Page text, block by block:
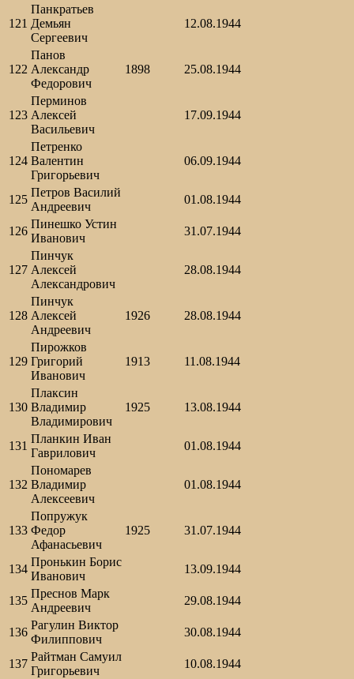
121
Панкратьев
Демьян
Сергеевич
12.08.1944
122
Панов
Александр
Федорович
1898 25.08.1944
123
Перминов
Алексей
Васильевич
17.09.1944
124
Петренко
Валентин
Григорьевич
06.09.1944
125
Петров Василий
Андреевич
01.08.1944
126
Пинешко Устин
Иванович
31.07.1944
127
Пинчук
Алексей
Александрович
28.08.1944
128
Пинчук
Алексей
Андреевич
1926 28.08.1944
129
Пирожков
Григорий
Иванович
1913 11.08.1944
130
Плаксин
Владимир
Владимирович
1925 13.08.1944
131
Планкин Иван
Гаврилович
01.08.1944
132
Пономарев
Владимир
Алексеевич
01.08.1944
133
Попружук
Федор
Афанасьевич
1925 31.07.1944
134
Пронькин Борис
Иванович
13.09.1944
135
Преснов Марк
Андреевич
29.08.1944
136
Рагулин Виктор
Филиппович
30.08.1944
137
Райтман Самуил
Григорьевич
10.08.1944